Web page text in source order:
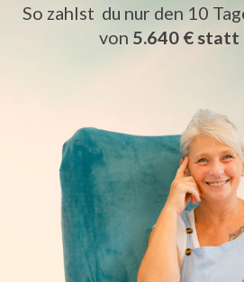
So zahlst du nur den 10
von 5.640 € statt